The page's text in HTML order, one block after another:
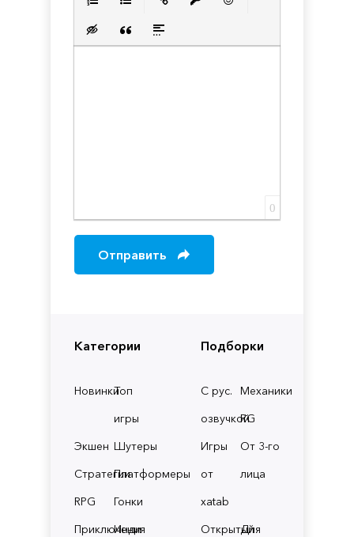
Категории
НовинкиТоп
игры
Экшен Шутеры
СтратегииПлатформеры
RPG
Гонки
Приключения
Инди
Подборки
С рус.
озвучкой
Механики
RG
Игры
от
xatab
От 3-го
лица
Открытый
Для
Вставка скрытого текста
Вставка цитаты
Вставка спойлера
0
Отправить